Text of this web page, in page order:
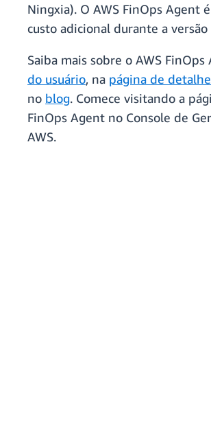
Ningxia). O AWS FinOps Agent
custo adicional durante a versão
Saiba mais sobre o AWS
do usuário, na página de
no blog. Comece visitando a
FinOps Agent no Console de
AWS.